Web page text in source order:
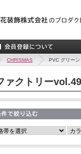
CHRISMAS PVC グリー
ァクトリーvol.49